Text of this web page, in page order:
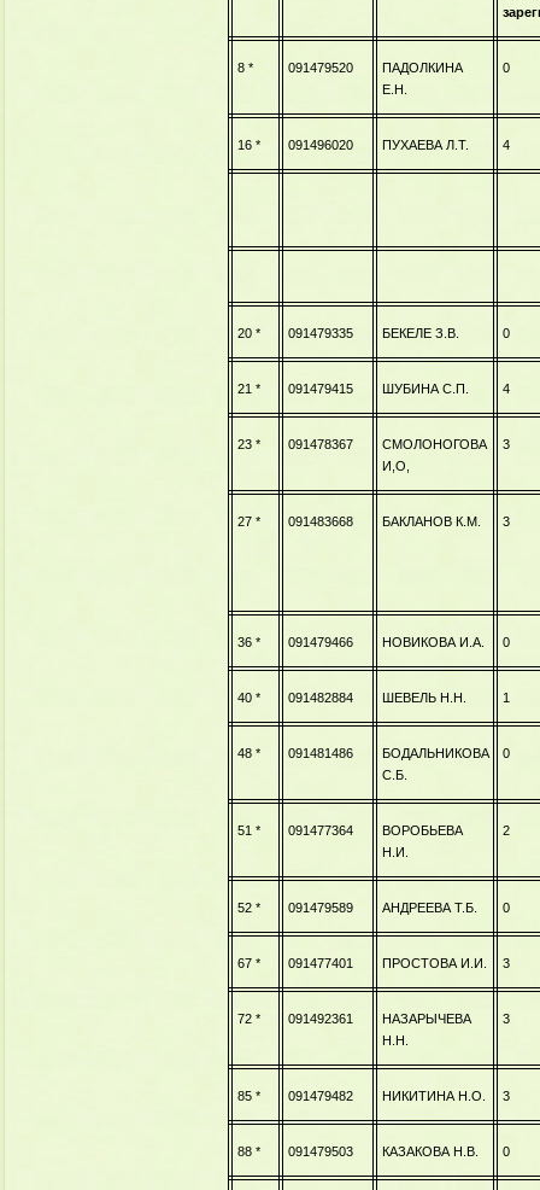
8 * 091479520
ПАДОЛКИНА
Е.Н.
0
16 * 091496020 ПУХАЕВА Л.Т. 4
20 * 091479335 БЕКЕЛЕ З.В. 0
21 * 091479415 ШУБИНА С.П. 4
23 * 091478367
СМОЛОНОГОВА
И,О,
3
27 * 091483668 БАКЛАНОВ К.М. 3
36 * 091479466 НОВИКОВА И.А. 0
40 * 091482884 ШЕВЕЛЬ Н.Н. 1
48 * 091481486
БОДАЛЬНИКОВА
С.Б.
0
51 * 091477364
ВОРОБЬЕВА
Н.И.
2
52 * 091479589 АНДРЕЕВА Т.Б. 0
67 * 091477401 ПРОСТОВА И.И. 3
72 * 091492361
НАЗАРЫЧЕВА
Н.Н.
3
85 * 091479482 НИКИТИНА Н.О. 3
88 * 091479503 КАЗАКОВА Н.В. 0